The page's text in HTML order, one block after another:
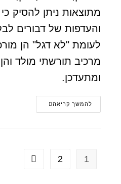
מתוצאות ניתן להסיק
והעדפות של דבורים
לעומת "לא דגל" הן
מרכיב תורשתי מולד
ומתעדכן.
להמשך קריאה
1
2